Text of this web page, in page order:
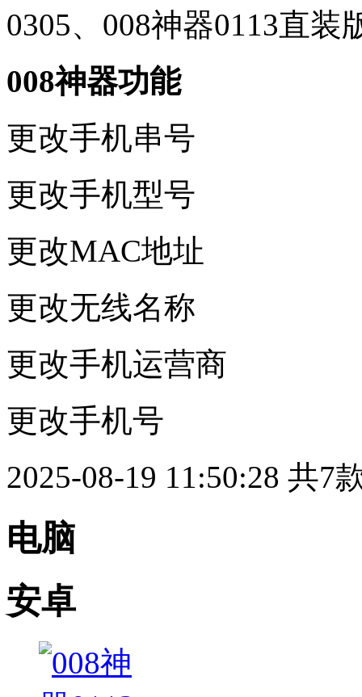
0305、008神器0113直
008神器功能
更改手机串号
更改手机型号
更改MAC地址
更改无线名称
更改手机运营商
更改手机号
2025-08-19 11:50:28 共7
电脑
安卓